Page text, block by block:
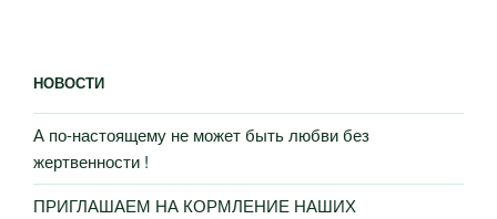
НОВОСТИ
А по-настоящему не может быть любви без
жертвенности !
ПРИГЛАШАЕМ НА КОРМЛЕНИЕ НАШИХ